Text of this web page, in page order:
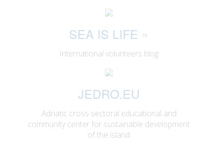
SEA IS LIFE »
International volunteers blog
JEDRO.EU
Adriatic cross-sectoral educational and
community center for sustainable development
of the island